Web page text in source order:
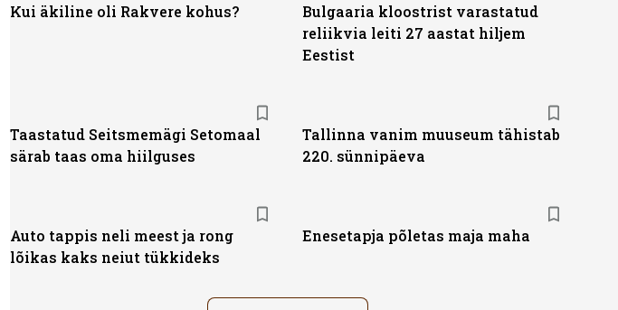
Kui äkiline oli Rakvere kohus?
Bulgaaria kloostrist varastatud
reliikvia leiti 27 aastat hiljem
Eestist
Taastatud Seitsmemägi Setomaal
särab taas oma hiilguses
Tallinna vanim muuseum tähistab
220. sünnipäeva
Auto tappis neli meest ja rong
lõikas kaks neiut tükkideks
Enesetapja põletas maja maha